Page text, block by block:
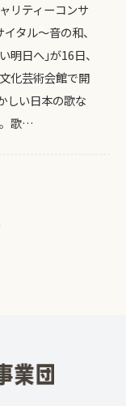
リティーコンサ
タル～音の和、
明日へ｣が16日、
化芸術会館で開
しい日本の歌な
歌…